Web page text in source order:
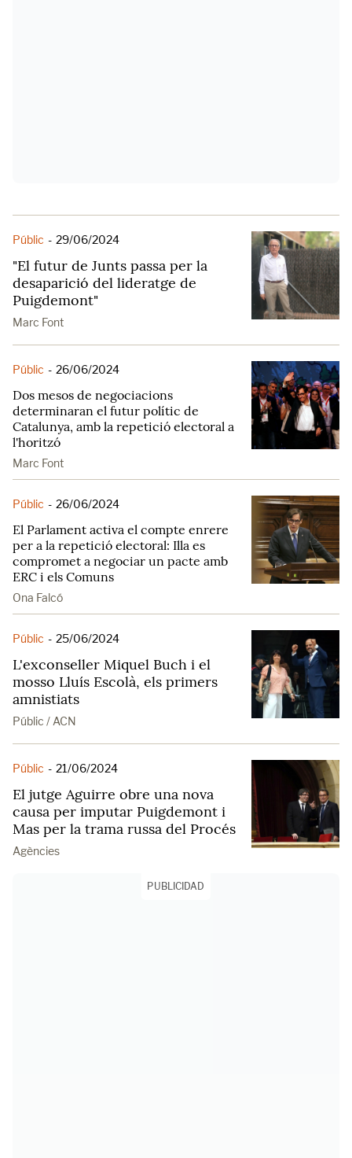
Públic - 29/06/2024
"El futur de Junts passa per la
desaparició del lideratge de
Puigdemont"
Marc Font
Públic - 26/06/2024
Dos mesos de negociacions
determinaran el futur polític de
Catalunya, amb la repetició electoral a
l'horitzó
Marc Font
Públic - 26/06/2024
El Parlament activa el compte enrere
per a la repetició electoral: Illa es
compromet a negociar un pacte amb
ERC i els Comuns
Ona Falcó
Públic - 25/06/2024
L'exconseller Miquel Buch i el
mosso Lluís Escolà, els primers
amnistiats
Públic / ACN
Públic - 21/06/2024
El jutge Aguirre obre una nova
causa per imputar Puigdemont i
Mas per la trama russa del Procés
Agències
PUBLICIDAD